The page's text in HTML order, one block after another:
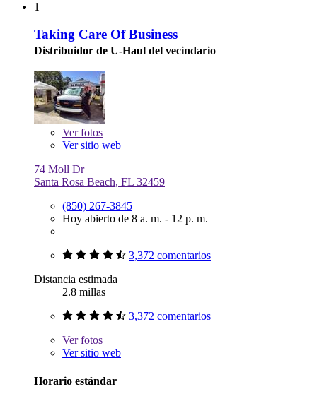
1
Taking Care Of Business
Distribuidor de U-Haul del vecindario
Verfotos
Ver sitio web
74 Moll Dr
Santa Rosa Beach, FL 32459
(850) 267-3845
Hoy abierto de 8 a. m. - 12 p. m.
3,372 comentarios
Distancia estimada
2.8 millas
3,372 comentarios
Verfotos
Ver sitio web
Horario estándar